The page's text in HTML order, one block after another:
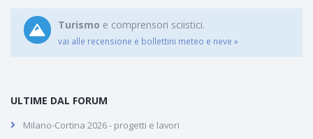
Turismo e comprensori sciistici.
vai alle recensione e bollettini meteo e neve »
ULTIME DAL FORUM
Milano-Cortina 2026 - progetti e lavori